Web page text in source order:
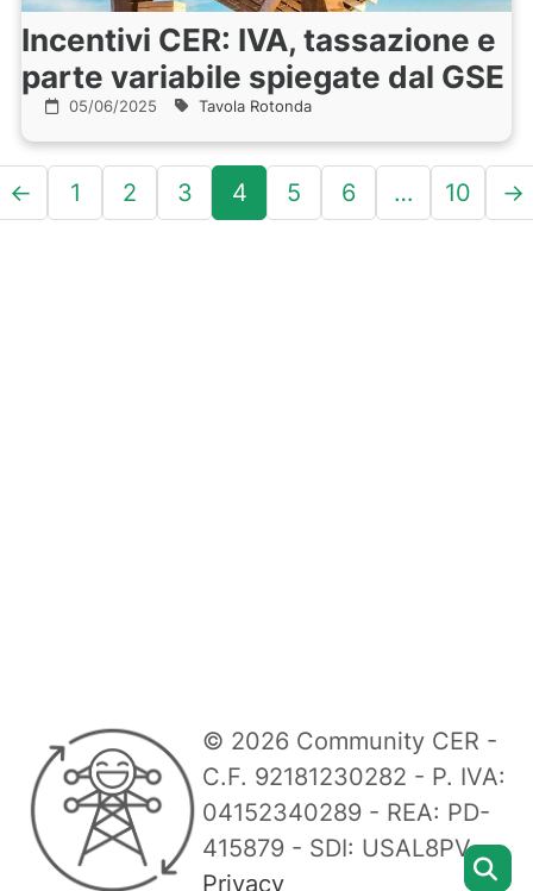
Incentivi CER: IVA, tassazione e
parte variabile spiegate dal GSE
05/06/2025 Tavola Rotonda
Navigazione
← 1 2 3 4 5 6 … 10 →
© 2026 Community CER -
C.F. 92181230282 - P. IVA:
04152340289 - REA: PD-
415879 - SDI: USAL8PV -
Privacy